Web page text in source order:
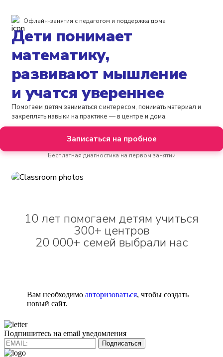
Офлайн-занятия с педагогом и поддержка дома
Дети понимает
математику,
развивают мышление
и учатся увереннее
Помогаем детям заниматься с интересом, понимать материал и
закреплять навыки на практике — в центре и дома.
Записаться на пробное
Бесплатная диагностика на первом занятии
10 лет помогаем детям учиться
300+ центров
20 000+ семей выбрали нас
Вам необходимо авторизоваться, чтобы создать
новый сайт.
Подпишитесь на email уведомления
Подписаться